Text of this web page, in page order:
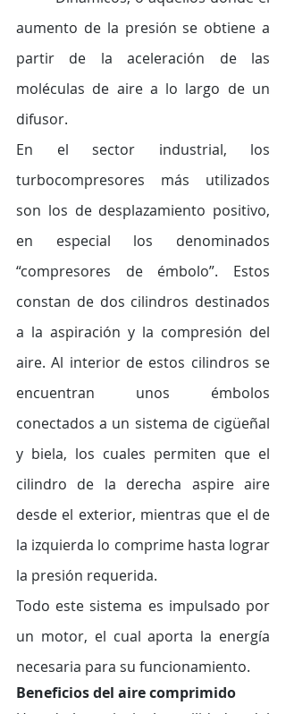
aumento de la presión se obtiene a
partir de la aceleración de las
moléculas de aire a lo largo de un
difusor.
En el sector industrial, los
turbocompresores más utilizados
son los de desplazamiento positivo,
en especial los denominados
“compresores de émbolo”. Estos
constan de dos cilindros destinados
a la aspiración y la compresión del
aire. Al interior de estos cilindros se
encuentran unos émbolos
conectados a un sistema de cigüeñal
y biela, los cuales permiten que el
cilindro de la derecha aspire aire
desde el exterior, mientras que el de
la izquierda lo comprime hasta lograr
la presión requerida.
Todo este sistema es impulsado por
un motor, el cual aporta la energía
necesaria para su funcionamiento.
Beneficios del aire comprimido